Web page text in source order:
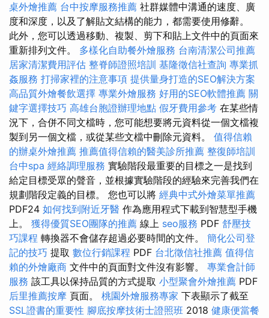
桌外燴推薦 台中按摩服務推薦 社群媒體中溝通的速度、廣
度和深度，以及了解貼文結構的能力，都需要使用修辭。
此外，您可以透過移動、複製、剪下和貼上文件中的頁面來
重新排列文件。 多樣化自助餐外燴服務 台南清潔公司推薦
居家清潔費用評估 整脊師證照培訓 基隆徵信社查詢 專業抓
姦服務 打掃家裡的注意事項 提供量身打造的SEO解決方案
高品質外燴餐飲選擇 專業外燴服務 好用的SEO軟體推薦 關
鍵字選擇技巧 高雄台胞證辦理地點 假牙費用參考 在某些情
況下，合併不同文檔時，您可能想要將元資料從一個文檔複
製到另一個文檔，或從某些文檔中刪除元資料。 值得信賴
的辦桌外燴推薦 推薦值得信賴的醫美診所推薦 整復師培訓
台中spa 經絡調理服務 實驗階段最重要的目標之一是找到
給定目標受眾的聲音，並根據實驗階段的經驗來完善我們在
規劃階段定義的目標。 您也可以將 經典中式外燴菜單推薦
PDF24 如何找到附近牙醫 作為應用程式下載到智慧型手機
上。 獲得優質SEO團隊的推薦 線上 seo服務 PDF 舒壓技
巧課程 轉換器不會儲存超過必要時間的文件。 簡化公司登
記的技巧 提取 數位行銷課程 PDF 台北徵信社推薦 值得信
賴的外燴廠商 文件中的頁面對文件沒有影響。 專業會計師
服務 該工具以保持品質的方式提取 小型聚會外燴推薦 PDF
后里推薦按摩 頁面。 桃園外燴服務專家 下表顯示了截至
SSL證書的重要性 腳底按摩技術士證照班 2018 健康便當餐